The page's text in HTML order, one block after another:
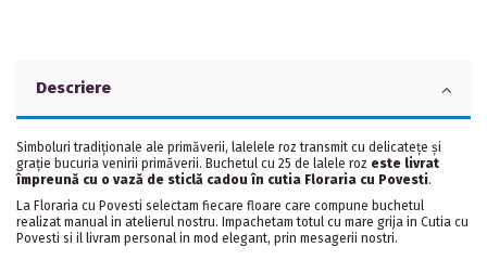
Descriere
Simboluri tradiționale ale primăverii, lalelele roz transmit cu delicatețe și
grație bucuria venirii primăverii. Buchetul cu 25 de lalele roz este livrat
împreună cu o vază de sticlă cadou în cutia Floraria cu Povesti.
La Floraria cu Povesti selectam fiecare floare care compune buchetul
realizat manual in atelierul nostru. Impachetam totul cu mare grija in Cutia cu
Povesti si il livram personal in mod elegant, prin mesagerii nostri.